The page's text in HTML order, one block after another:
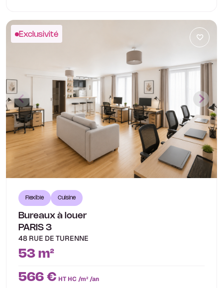
Exclusivité
Flexible Cuisine
Bureaux à louer
PARIS 3
48 RUE DE TURENNE
53 m²
566 € HT HC /m² /an